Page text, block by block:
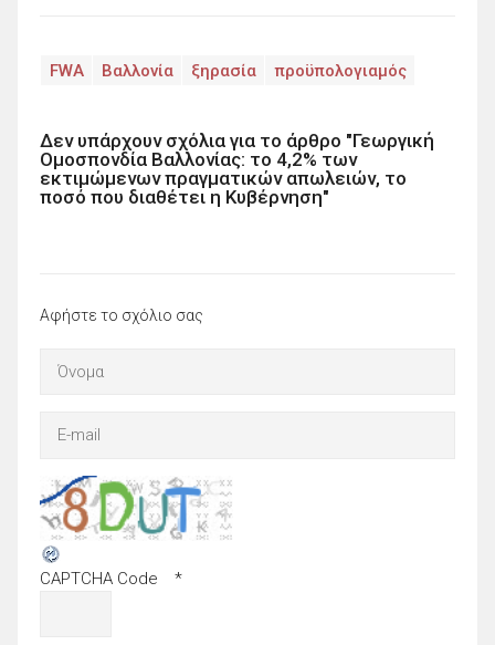
FWA Βαλλονία ξηρασία προϋπολογιαμός
Δεν υπάρχουν σχόλια για το άρθρο "Γεωργική
Ομοσπονδία Βαλλονίας: το 4,2% των
εκτιμώμενων πραγματικών απωλειών, το
ποσό που διαθέτει η Κυβέρνηση"
Αφήστε το σχόλιο σας
CAPTCHA Code *